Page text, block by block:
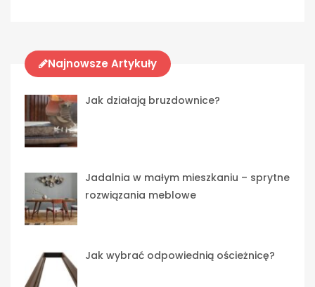
Najnowsze Artykuły
Jak działają bruzdownice?
Jadalnia w małym mieszkaniu – sprytne
rozwiązania meblowe
Jak wybrać odpowiednią ościeżnicę?